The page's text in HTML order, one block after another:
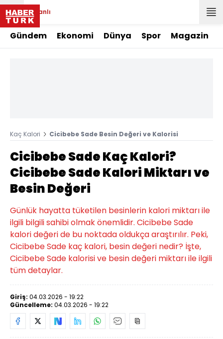
Canlı
Gündem Ekonomi Dünya Spor Magazin
Kaç Kalori Cicibebe Sade Besin Değeri ve Kalorisi
Cicibebe Sade Kaç Kalori?
Cicibebe Sade Kalori Miktarı ve
Besin Değeri
Günlük hayatta tüketilen besinlerin kalori miktarı ile
ilgili bilgili sahibi olmak önemlidir. Cicibebe Sade
kalori değeri de bu noktada oldukça araştırılır. Peki,
Cicibebe Sade kaç kalori, besin değeri nedir? İşte,
Cicibebe Sade kalorisi ve besin değeri miktarı ile ilgili
tüm detaylar.
Giriş: 04.03.2026 - 19:22
Güncelleme: 04.03.2026 - 19:22